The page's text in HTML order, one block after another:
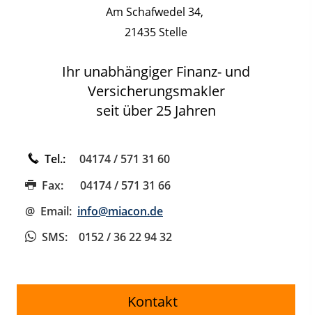
Am Schafwedel 34,
21435 Stelle
Ihr unabhängiger Finanz- und
Versicherungsmakler
seit über 25 Jahren
Tel.: 04174 / 571 31 60
Fax: 04174 / 571 31 66
@ Email: info@miacon.de
SMS: 0152 / 36 22 94 32
Kontakt